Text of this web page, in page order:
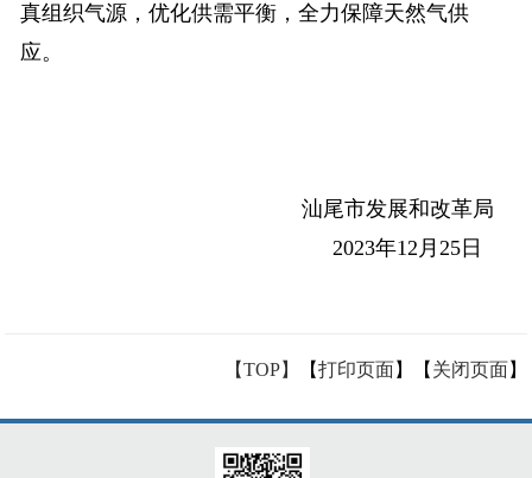
真组织气源，优化供需平衡，全力保障天然气供
应。
汕尾市发展和改革局
2023年12月25日
【TOP】 【打印页面】【 关闭页面】